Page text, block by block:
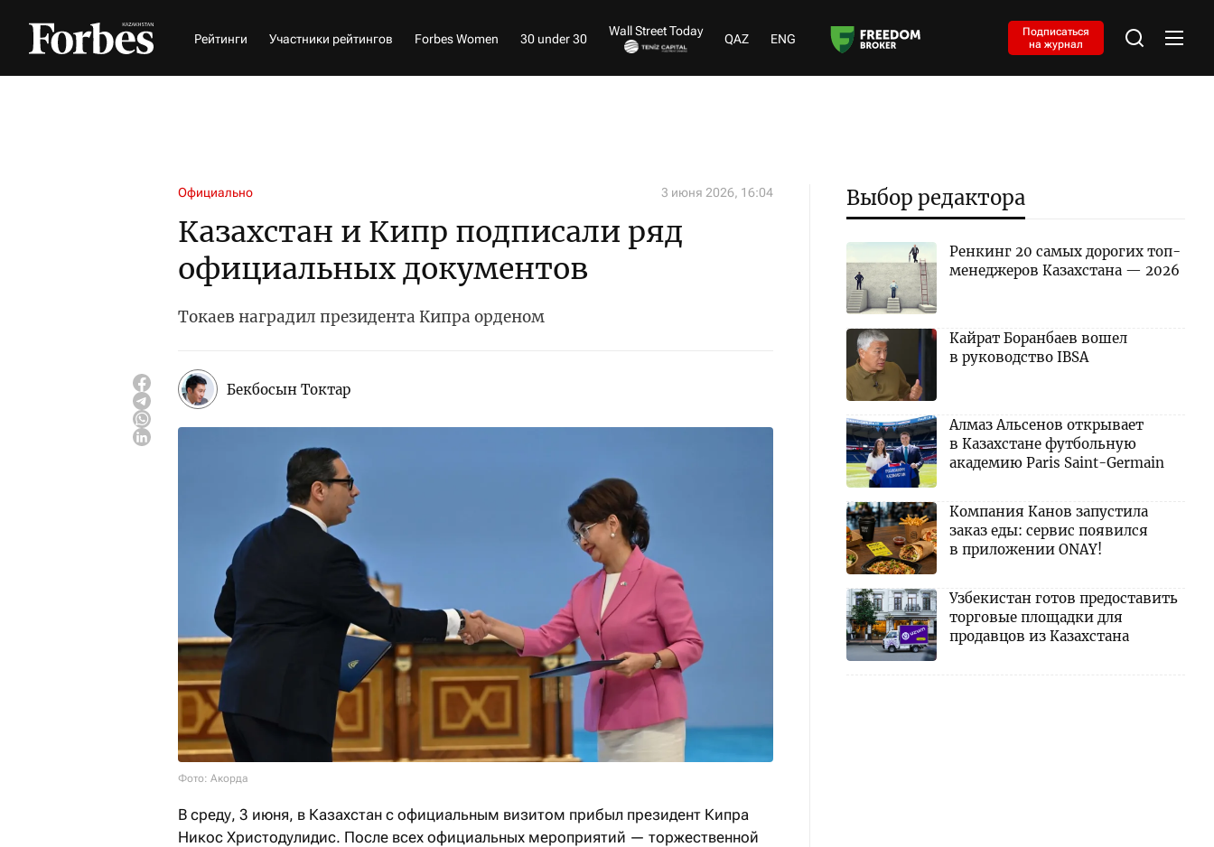
Рейтинги Участники рейтингов Forbes Women 30 under 30
Wall Street Today
QAZ ENG
Подписаться
на журнал
Официально 3 июня 2026, 16:04
Казахстан и Кипр подписали ряд
официальных документов
Токаев наградил президента Кипра орденом
Бекбосын Токтар
Фото: Акорда
В среду, 3 июня, в Казахстан с официальным визитом прибыл президент Кипра
Никос Христодулидис. После всех официальных мероприятий — торжественной
Выбор редактора
Ренкинг 20 самых дорогих топ-
менеджеров Казахстана — 2026
Кайрат Боранбаев вошел
в руководство IBSA
Алмаз Альсенов открывает
в Казахстане футбольную
академию Paris Saint-Germain
Компания Канов запустила
заказ еды: сервис появился
в приложении ONAY!
Узбекистан готов предоставить
торговые площадки для
продавцов из Казахстана